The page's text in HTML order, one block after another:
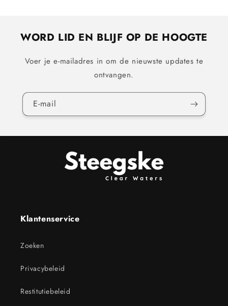
WORD LID EN BLIJF OP DE HOOGTE
Voer je e-mailadres in om de nieuwste updates te
ontvangen.
E‑mail
Klantenservice
Zoeken
Privacybeleid
Restitutiebeleid